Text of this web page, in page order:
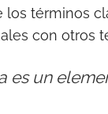
términos
con otros
es un